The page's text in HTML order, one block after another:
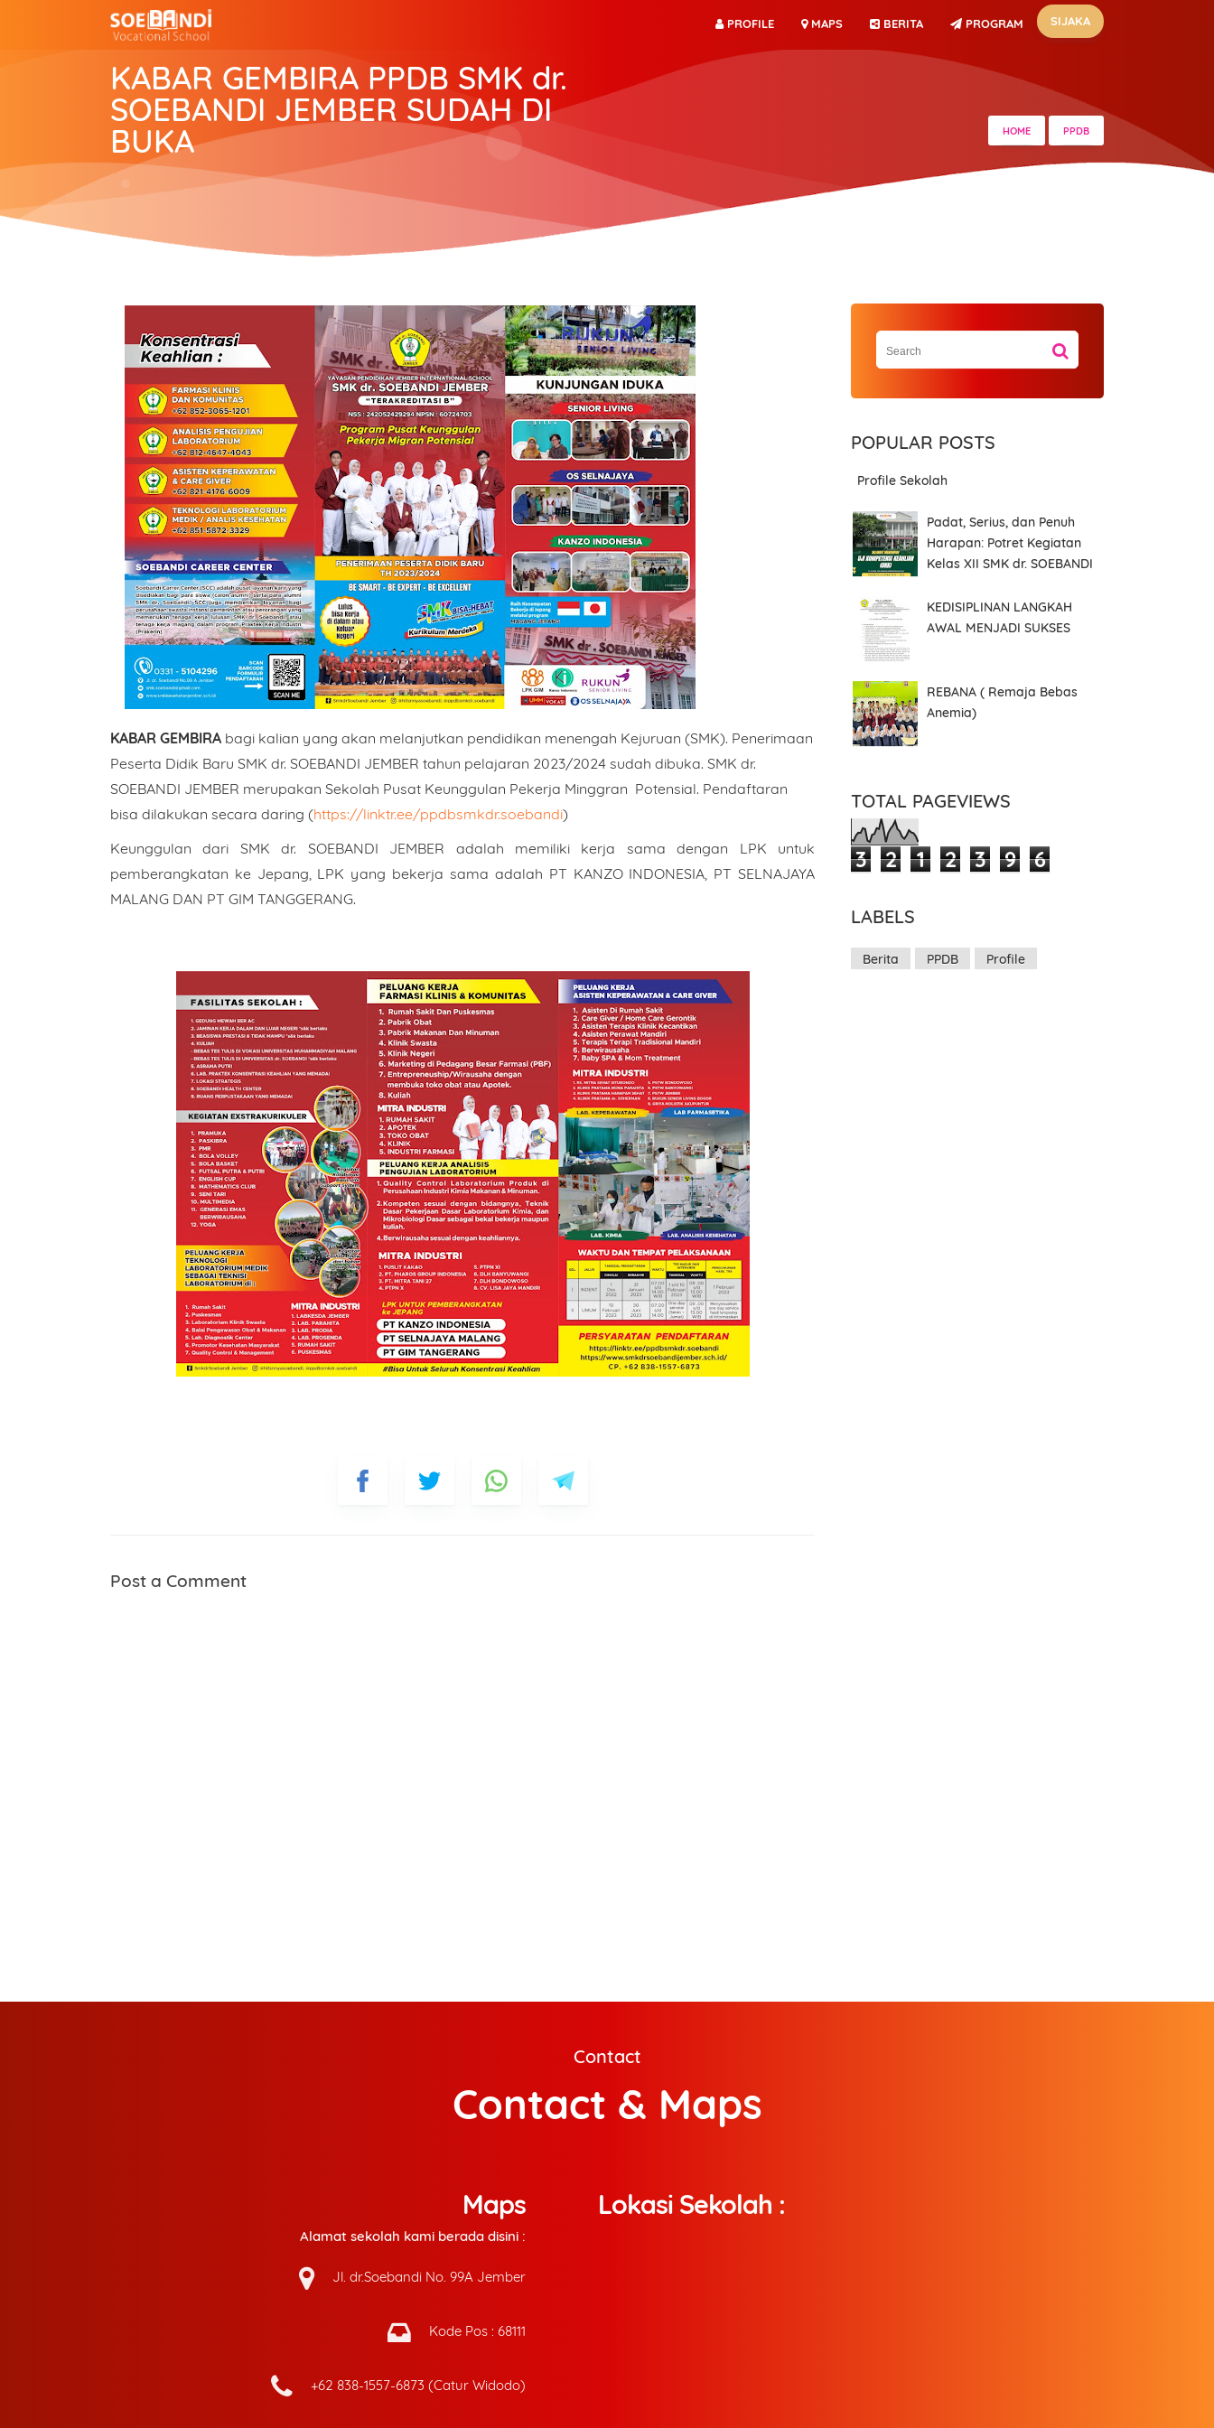
SIJAKA
PROFILE MAPS BERITA PROGRAM
KABAR GEMBIRA PPDB SMK dr.
SOEBANDI JEMBER SUDAH DI
BUKA HOME PPDB
KABAR GEMBIRA bagi kalian yang akan melanjutkan pendidikan menengah Kejuruan (SMK). Penerimaan
Peserta Didik Baru SMK dr. SOEBANDI JEMBER tahun pelajaran 2023/2024 sudah dibuka. SMK dr.
SOEBANDI JEMBER merupakan Sekolah Pusat Keunggulan Pekerja Minggran Potensial. Pendaftaran
bisa dilakukan secara daring (https://linktr.ee/ppdbsmkdr.soebandi)
Keunggulan dari SMK dr. SOEBANDI JEMBER adalah memiliki kerja sama dengan LPK untuk
pemberangkatan ke Jepang, LPK yang bekerja sama adalah PT KANZO INDONESIA, PT SELNAJAYA
MALANG DAN PT GIM TANGGERANG.
Post a Comment
POPULAR POSTS
Profile Sekolah
Padat, Serius, dan Penuh
Harapan: Potret Kegiatan
Kelas XII SMK dr. SOEBANDI
KEDISIPLINAN LANGKAH
AWAL MENJADI SUKSES
REBANA ( Remaja Bebas
Anemia)
TOTAL PAGEVIEWS
3 2 1 2 3 9 6
LABELS
Berita PPDB Profile
Contact
Contact & Maps
Maps
Alamat sekolah kami berada disini :
Jl. dr.Soebandi No. 99A Jember
Kode Pos : 68111
+62 838-1557-6873 (Catur Widodo)
Lokasi Sekolah :